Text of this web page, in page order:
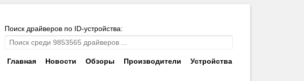
Поиск драйверов по ID-устройства:
Главная Новости Обзоры Производители Устройства